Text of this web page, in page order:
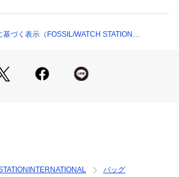
スタイルアクセサリーブランドです。時
ザーグッズ、ジュエリー、ウォッチを創
づく表示（FOSSIL/WATCH STATION
バッグ